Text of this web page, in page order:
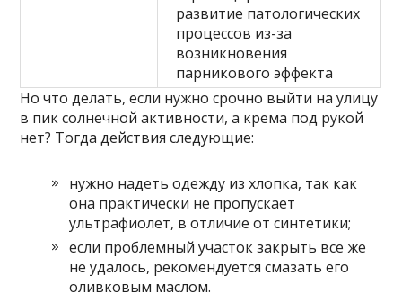
развитие патологических
процессов из-за
возникновения
парникового эффекта
Но что делать, если нужно срочно выйти на улицу
в пик солнечной активности, а крема под рукой
нет? Тогда действия следующие:
нужно надеть одежду из хлопка, так как
она практически не пропускает
ультрафиолет, в отличие от синтетики;
если проблемный участок закрыть все же
не удалось, рекомендуется смазать его
оливковым маслом.